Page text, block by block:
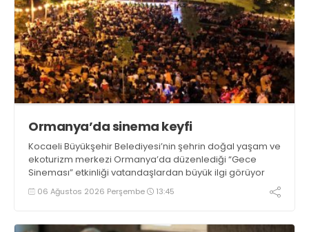
Ormanya’da sinema keyfi
Kocaeli Büyükşehir Belediyesi’nin şehrin doğal yaşam ve
ekoturizm merkezi Ormanya’da düzenlediği “Gece
Sineması” etkinliği vatandaşlardan büyük ilgi görüyor
06 Ağustos 2026 Perşembe 13:45